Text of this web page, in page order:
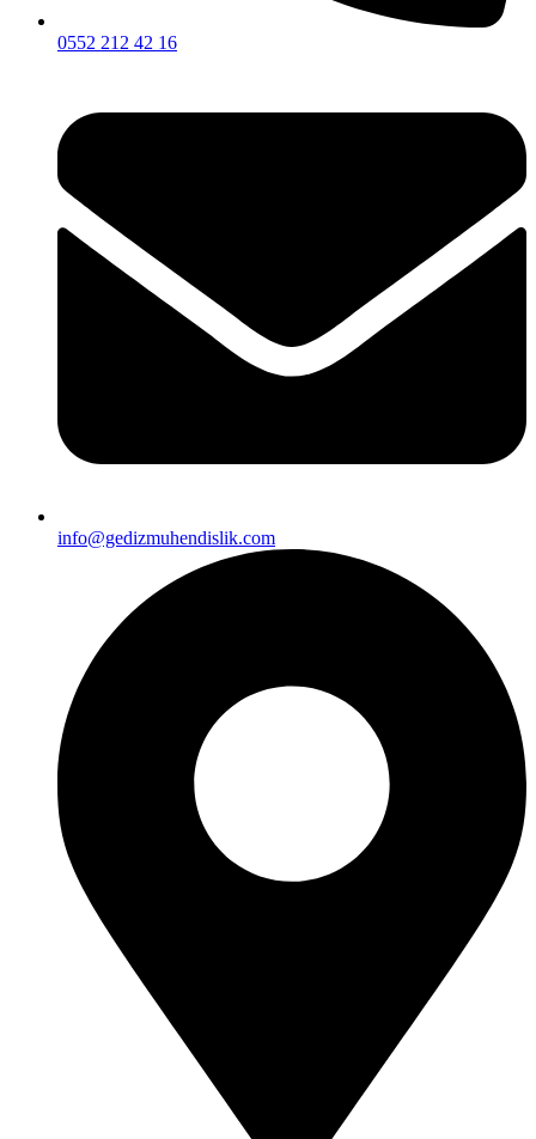
0552 212 42 16
info@gedizmuhendislik.com